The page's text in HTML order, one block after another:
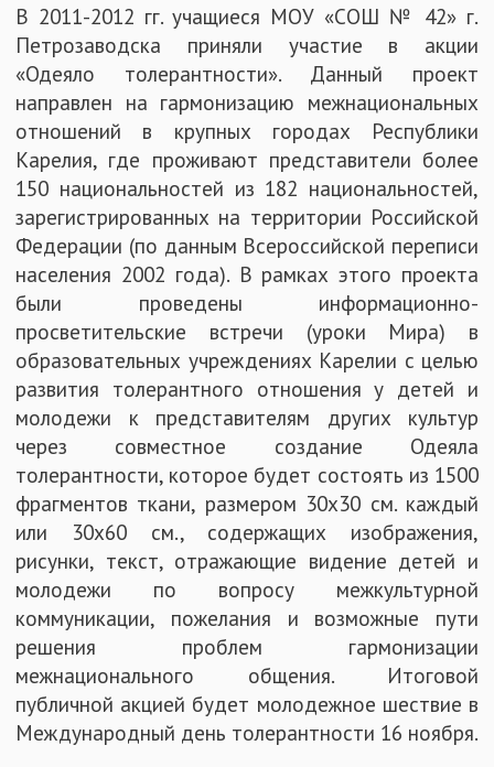
В 2011-2012 гг. учащиеся МОУ «СОШ № 42» г.
Петрозаводска приняли участие в акции
«Одеяло толерантности». Данный проект
направлен на гармонизацию межнациональных
отношений в крупных городах Республики
Карелия, где проживают представители более
150 национальностей из 182 национальностей,
зарегистрированных на территории Российской
Федерации (по данным Всероссийской переписи
населения 2002 года). В рамках этого проекта
были проведены информационно-
просветительские встречи (уроки Мира) в
образовательных учреждениях Карелии с целью
развития толерантного отношения у детей и
молодежи к представителям других культур
через совместное создание Одеяла
толерантности, которое будет состоять из 1500
фрагментов ткани, размером 30х30 см. каждый
или 30х60 см., содержащих изображения,
рисунки, текст, отражающие видение детей и
молодежи по вопросу межкультурной
коммуникации, пожелания и возможные пути
решения проблем гармонизации
межнационального общения. Итоговой
публичной акцией будет молодежное шествие в
Международный день толерантности 16 ноября.